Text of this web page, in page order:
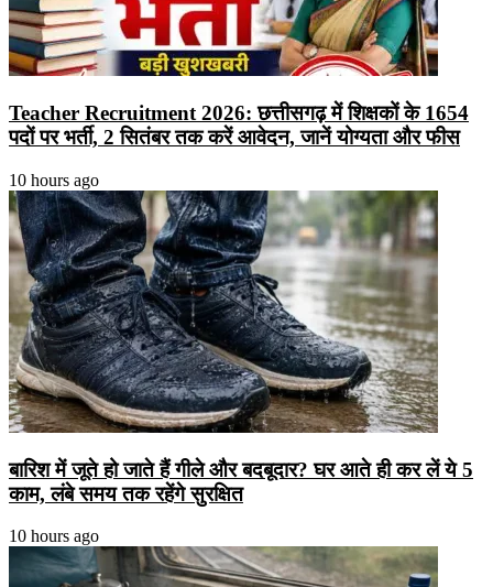
Teacher Recruitment 2026: छत्तीसगढ़ में शिक्षकों के 1654
पदों पर भर्ती, 2 सितंबर तक करें आवेदन, जानें योग्यता और फीस
10 hours ago
बारिश में जूते हो जाते हैं गीले और बदबूदार? घर आते ही कर लें ये 5
काम, लंबे समय तक रहेंगे सुरक्षित
10 hours ago